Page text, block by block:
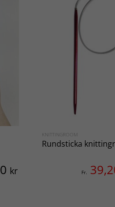
kr
KNITTINGROOM
Rundsticka
Fr.